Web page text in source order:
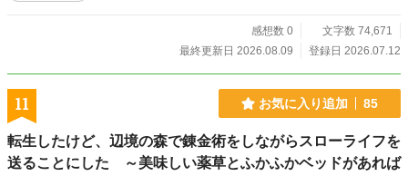
感想数 0
文字数 74,671
最終更新日 2026.08.09
登録日 2026.07.12
11 お気に入り追加 85
転生したけど、辺境の森で錬金術をしながらスローライフを
送ることにした ～美味しい薬草とふかふかベッドがあれば